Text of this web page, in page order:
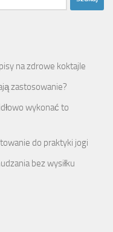
na zdrowe koktajle
zastosowanie?
wykonać to
do praktyki jogi
bez wysiłku